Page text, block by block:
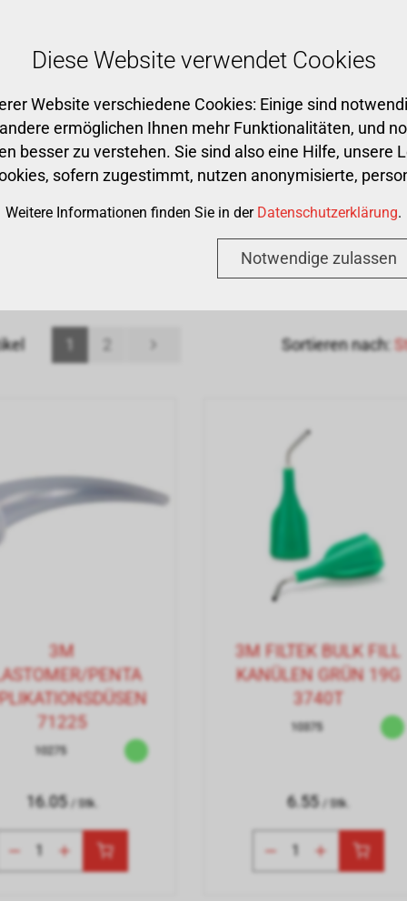
Premium Partner Praxis CAD/CAM
›APPLIKATIOSKANÜLEN
Sortieren nach:
3M
PENTA
71225
10275
16.05 / Stk.
3M FILTEK BULK FILL
KANÜLEN GRÜN 19G
3740T
10375
6.55 / Stk.
Diese Website verwendet Cookies
Website verschiedene Cookies: Einige sind
ermöglichen Ihnen mehr Funktionalitäten, und
besser zu verstehen. Sie sind also eine Hilfe, unsere
sofern zugestimmt, nutzen anonymisierte,
Weitere Informationen finden Sie in der Datenschutzerklärung.
Notwendige zulassen